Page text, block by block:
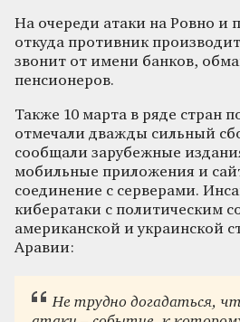
На очереди атаки на Ровно и
откуда противник
звонит от имени банков,
пенсионеров.
Также 10 марта в ряде стран
отмечали дважды сильный
сообщали зарубежные
мобильные приложения и
соединение с серверами.
кибератаки с политическим
американской и украинской
Аравии:
Не трудно догадаться,